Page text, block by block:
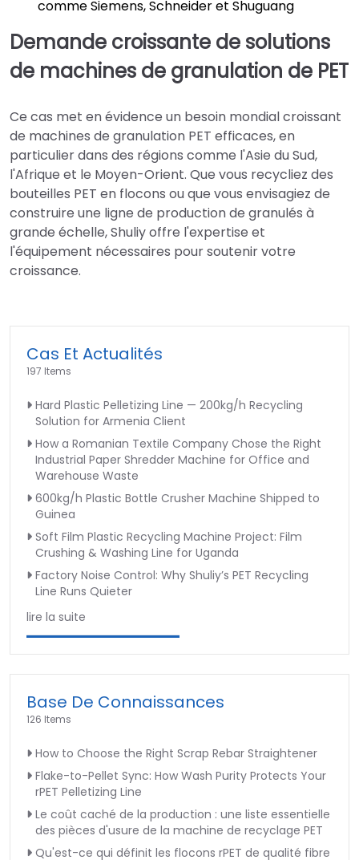
comme Siemens, Schneider et Shuguang
Demande croissante de solutions
de machines de granulation de PET
Ce cas met en évidence un besoin mondial croissant
de machines de granulation PET efficaces, en
particulier dans des régions comme l'Asie du Sud,
l'Afrique et le Moyen-Orient. Que vous recycliez des
bouteilles PET en flocons ou que vous envisagiez de
construire une ligne de production de granulés à
grande échelle, Shuliy offre l'expertise et
l'équipement nécessaires pour soutenir votre
croissance.
Cas Et Actualités
197 Items
Hard Plastic Pelletizing Line — 200kg/h Recycling
Solution for Armenia Client
How a Romanian Textile Company Chose the Right
Industrial Paper Shredder Machine for Office and
Warehouse Waste
600kg/h Plastic Bottle Crusher Machine Shipped to
Guinea
Soft Film Plastic Recycling Machine Project: Film
Crushing & Washing Line for Uganda
Factory Noise Control: Why Shuliy’s PET Recycling
Line Runs Quieter
lire la suite
Base De Connaissances
126 Items
How to Choose the Right Scrap Rebar Straightener
Flake-to-Pellet Sync: How Wash Purity Protects Your
rPET Pelletizing Line
Le coût caché de la production : une liste essentielle
des pièces d'usure de la machine de recyclage PET
Qu'est-ce qui définit les flocons rPET de qualité fibre